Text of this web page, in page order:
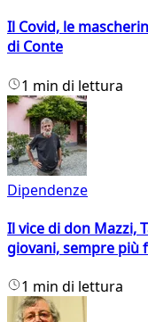
Il Covid, le
di Conte
1 min di lettura
Dipendenze
Il vice di don Mazzi,
giovani, sempre più
1 min di lettura